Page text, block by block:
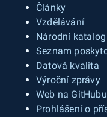
Články
Vzdělávání
Národní
Seznam
Datová kvalita
Výroční zprávy
Web na GitHubu
Prohlášení o